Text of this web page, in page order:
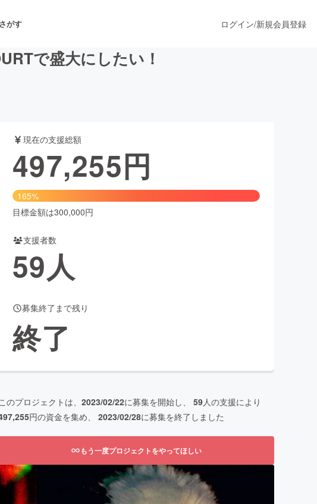
がす
ーマンス
ファッション
・ヘルスケア
ログイン/新規会員登録
で盛大にしたい！
現在の支援総額
497,255円
165%
目標金額は300,000円
支援者数
59人
募集終了まで残り
終了
のプロジェクトは、 2023/02/22に募集を開始し、 59人の支援により
円の資金を集め、 2023/02/28に募集を終了しました
もう一度プロジェクトをやってほしい